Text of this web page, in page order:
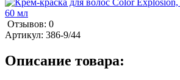
Отзывов: 0
Артикул: 386-9/44
Описание товара: